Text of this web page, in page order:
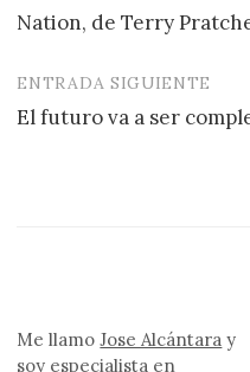
de
entradas
Nation, de Terry
ENTRADA SIGUIENTE
El futuro va a ser
Me llamoJose Alcántara y
soy especialista en